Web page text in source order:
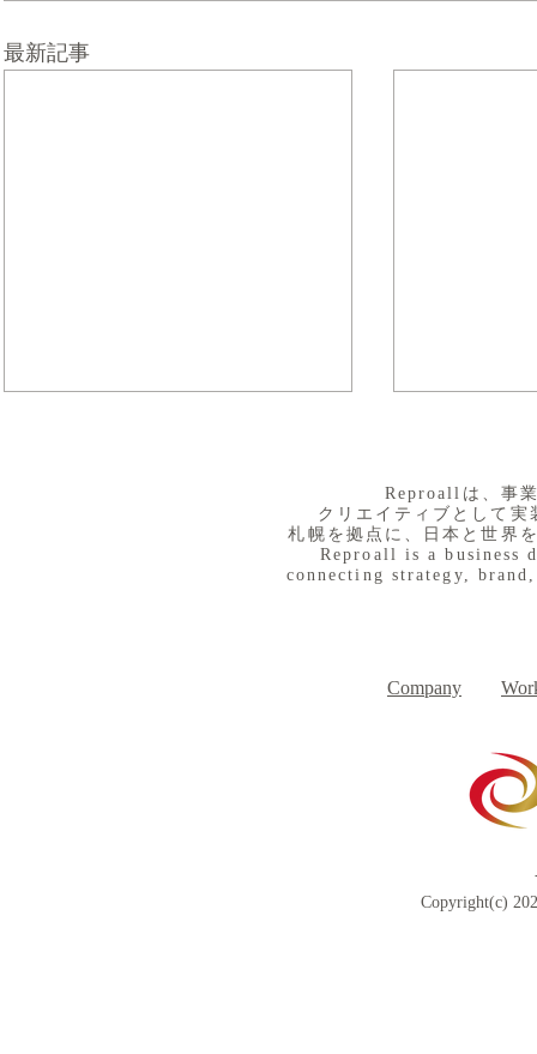
最新記事
​Reproallは、事
クリエイティブとして
札幌を拠点に、日本と世界
Reproall is a business
connecting strategy,
Company
Copyright(c)